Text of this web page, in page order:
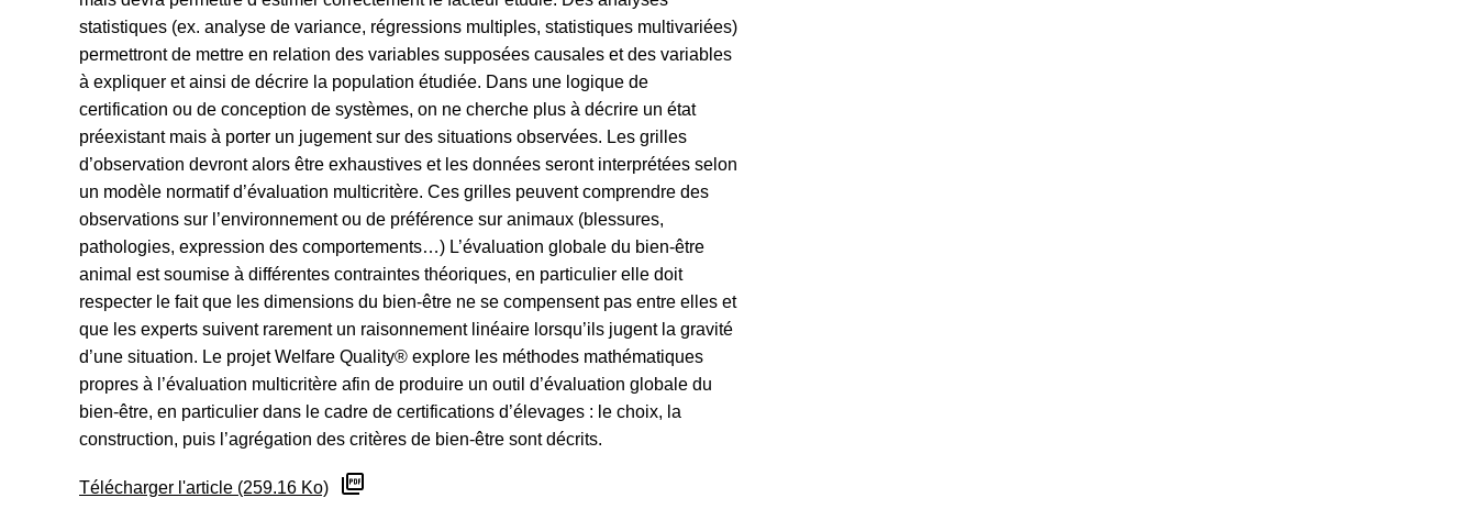
statistiques (ex. analyse de variance, régressions multiples, statistiques multivariées)
permettront de mettre en relation des variables supposées causales et des variables
à expliquer et ainsi de décrire la population étudiée. Dans une logique de
certification ou de conception de systèmes, on ne cherche plus à décrire un état
préexistant mais à porter un jugement sur des situations observées. Les grilles
d’observation devront alors être exhaustives et les données seront interprétées selon
un modèle normatif d’évaluation multicritère. Ces grilles peuvent comprendre des
observations sur l’environnement ou de préférence sur animaux (blessures,
pathologies, expression des comportements…) L’évaluation globale du bien-être
animal est soumise à différentes contraintes théoriques, en particulier elle doit
respecter le fait que les dimensions du bien-être ne se compensent pas entre elles et
que les experts suivent rarement un raisonnement linéaire lorsqu’ils jugent la gravité
d’une situation. Le projet Welfare Quality® explore les méthodes mathématiques
propres à l’évaluation multicritère afin de produire un outil d’évaluation globale du
bien-être, en particulier dans le cadre de certifications d’élevages : le choix, la
construction, puis l’agrégation des critères de bien-être sont décrits.
Télécharger l'article (259.16 Ko)